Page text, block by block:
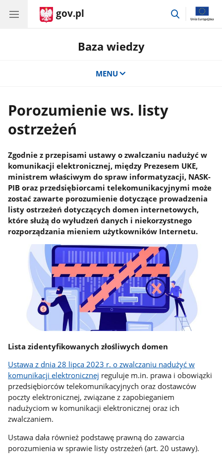
gov.pl
przejdź
Baza wiedzy
MENU
Porozumienie ws. listy
ostrzeżeń
Zgodnie z przepisami ustawy o zwalczaniu nadużyć w
komunikacji elektronicznej, między Prezesem UKE,
ministrem właściwym do spraw informatyzacji, NASK-
PIB oraz przedsiębiorcami telekomunikacyjnymi może
zostać zawarte porozumienie dotyczące prowadzenia
listy ostrzeżeń dotyczących domen internetowych,
które służą do wyłudzeń danych i niekorzystnego
rozporządzania mieniem użytkowników Internetu.
Lista zidentyfikowanych złośliwych domen
Ustawa z dnia 28 lipca 2023 r. o zwalczaniu nadużyć w
komunikacji elektronicznej reguluje m.in. prawa i obowiązki
przedsiębiorców telekomunikacyjnych oraz dostawców
poczty elektronicznej, związane z zapobieganiem
nadużyciom w komunikacji elektronicznej oraz ich
zwalczaniem.
Ustawa dała również podstawę prawną do zawarcia
porozumienia w sprawie listy ostrzeżeń (art. 20 ustawy).